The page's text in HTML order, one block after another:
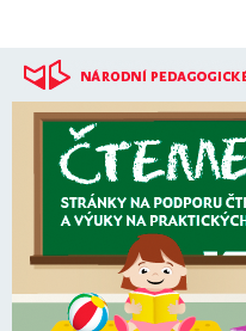
Přejít k hlavnímu obsahu